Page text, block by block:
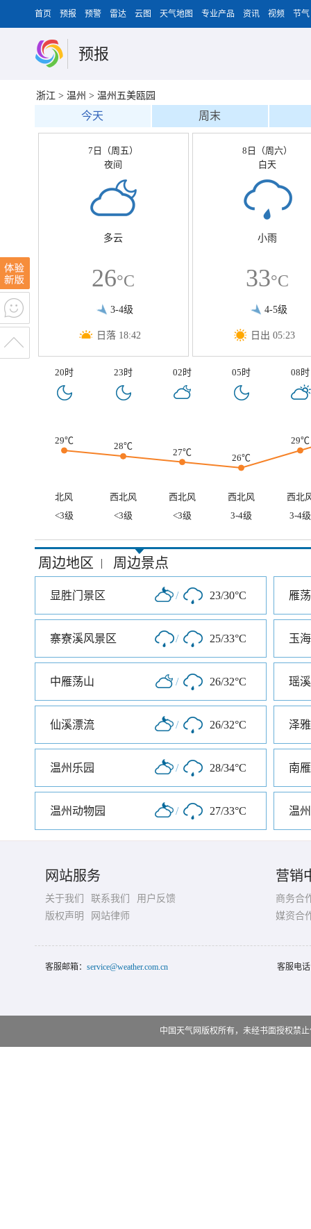
首页 预报 预警 雷达 云图 天气地图 专业产品 资讯 视频 节气
预报
浙江 > 温州 > 温州五美瓯园
今天 周末
7日（周五）
夜间
多云
26°C
3-4级
日落 18:42
8日（周六）
白天
小雨
33°C
4-5级
日出 05:23
20时 23时 02时 05时 08时
29℃
28℃
27℃
26℃
29℃
北风 西北风 西北风 西北风
西北
<3级
<3级 <3级 3-4级 3-4级
周边地区 | 周边景点
显胜门景区 / 23/30°C 雁
寨寮溪风景区 / 25/33°C 玉
中雁荡山 / 26/32°C 瑶
仙溪漂流 / 26/32°C 泽
温州乐园 / 28/34°C
温州动物园 / 27/33°C 温
网站服务
关于我们 联系我们
用户反馈
版权声明
网站律师
营销
商务合
媒资合
客服邮箱： service@weather.com.cn 客服电
中国天气网版权所有，未经书面授权